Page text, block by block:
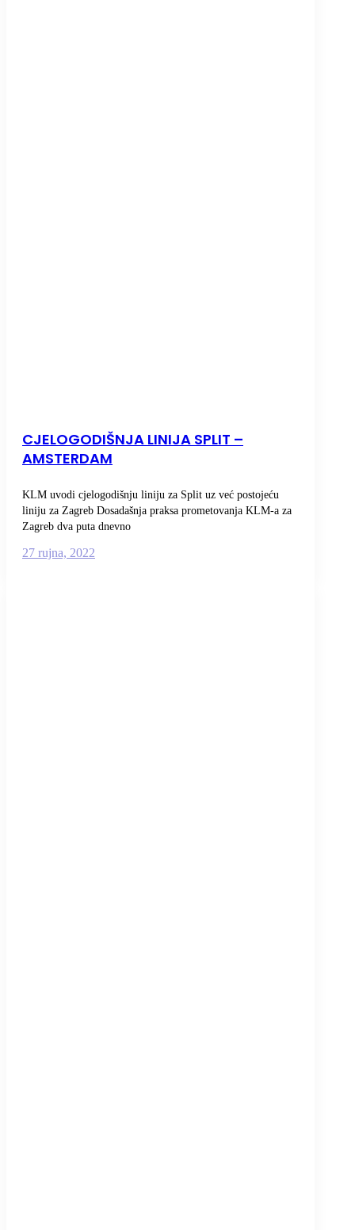
CJELOGODIŠNJA LINIJA SPLIT –
AMSTERDAM
KLM uvodi cjelogodišnju liniju za Split uz već postojeću
liniju za Zagreb Dosadašnja praksa prometovanja KLM-a za
Zagreb dva puta dnevno
27 rujna, 2022